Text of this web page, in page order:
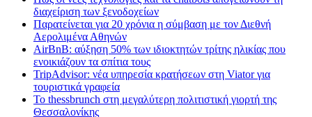
διαχείριση των ξενοδοχείων
Παρατείνεται για 20 χρόνια η σύμβαση με τον Διεθνή
Αερολιμένα Αθηνών
AirBnB: αύξηση 50% των ιδιοκτητών τρίτης ηλικίας που
ενοικιάζουν τα σπίτια τους
TripAdvisor: νέα υπηρεσία κρατήσεων στη Viator για
τουριστικά γραφεία
Το thessbrunch στη μεγαλύτερη πολιτιστική γιορτή της
Θεσσαλονίκης